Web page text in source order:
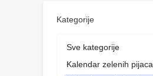
Kategorije
Sve kategorije
Kalendar zelenih pijaca